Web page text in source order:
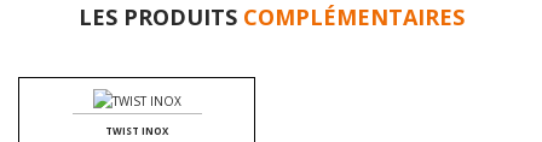
LES PRODUITS COMPLÉMENTAIRES
TWIST INOX